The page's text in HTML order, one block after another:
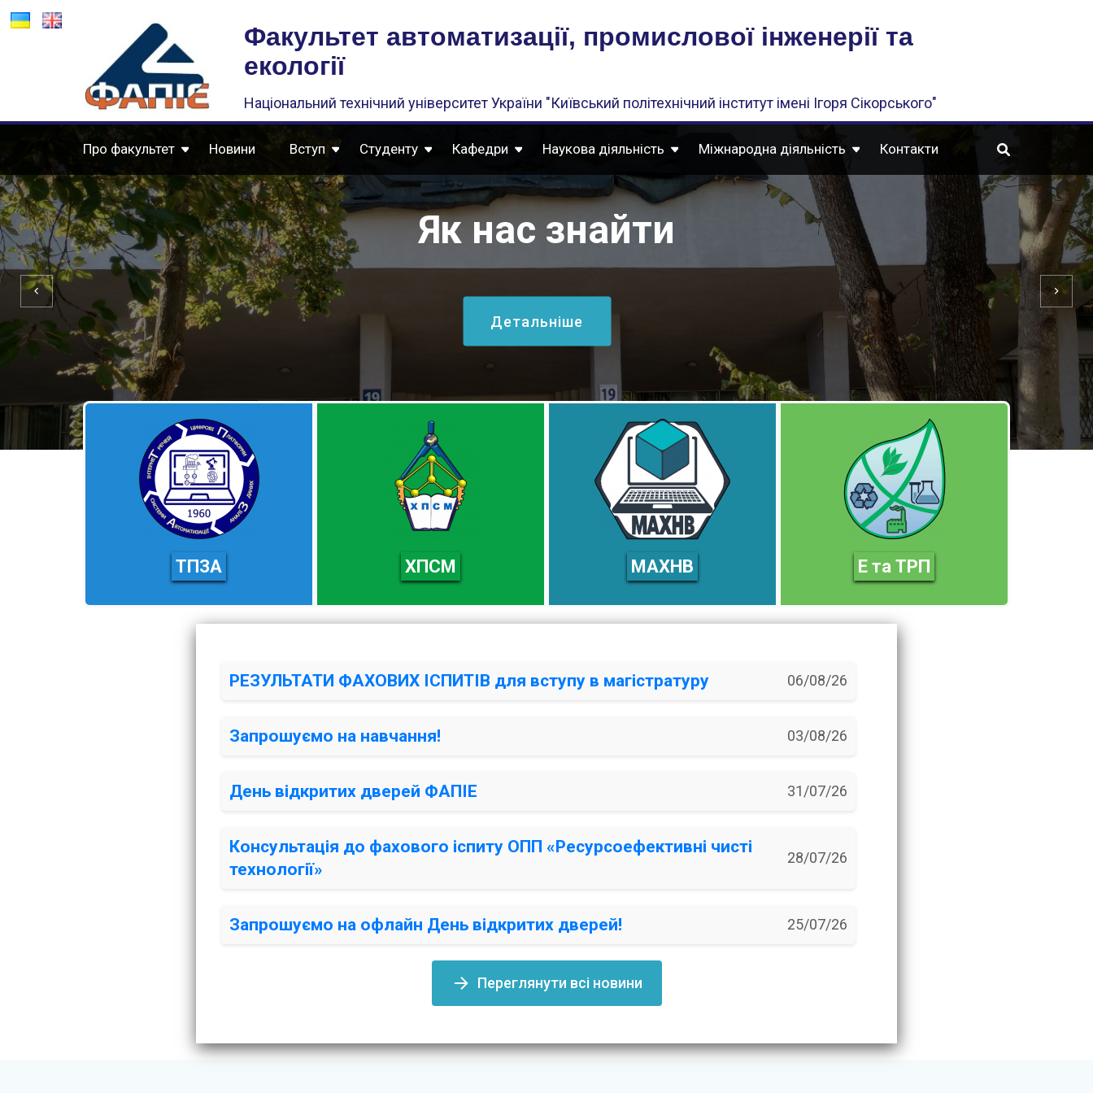
Факультет автоматизації, промислової інженерії та
екології
Національний технічний університет України "Київський політехнічний інститут імені Ігоря Сікорського"
Про факультет Новини Вступ Студенту Кафедри Наукова діяльність Міжнародна діяльність Контакти
Як нас знайти
Детальніше
ТПЗА ХПСМ МАХНВ Е та ТРП
РЕЗУЛЬТАТИ ФАХОВИХ ІСПИТІВ для вступу в магістратуру 06/08/26
Запрошуємо на навчання! 03/08/26
День відкритих дверей ФАПІЕ 31/07/26
Консультація до фахового іспиту ОПП «Ресурсоефективні чисті
технології»
28/07/26
Запрошуємо на офлайн День відкритих дверей! 25/07/26
Переглянути всі новини